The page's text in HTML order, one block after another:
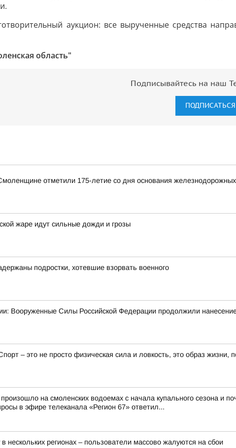
аукцион: все вырученные средства
область"
Подписывайтесь на наш
ПОДПИСАТЬСЯ
отметили 175-летие со дня основания железнодорожных
жаре идут сильные дожди и грозы
подростки, хотевшие взорвать военного
Вооруженные Силы Российской Федерации продолжили
– это не просто физическая сила и ловкость, это образ жизни,
произошло на смоленских водоемах с начала купального сезона
в эфире телеканала «Регион 67» ответил...
в нескольких регионах – пользователи массово жалуются на сбои